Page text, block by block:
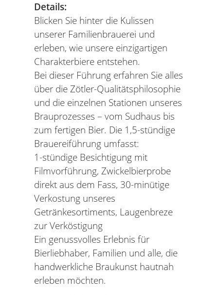
Details:
Blicken Sie hinter die Kulissen
unserer Familienbrauerei und
erleben, wie unsere einzigartigen
Charakterbiere entstehen.
Bei dieser Führung erfahren Sie alles
über die Zötler-Qualitätsphilosophie
und die einzelnen Stationen unseres
Brauprozesses – vom Sudhaus bis
zum fertigen Bier. Die 1,5-stündige
Brauereiführung umfasst:
1-stündige Besichtigung mit
Filmvorführung, Zwickelbierprobe
direkt aus dem Fass, 30-minütige
Verkostung unseres
Getränkesortiments, Laugenbreze
zur Verköstigung
Ein genussvolles Erlebnis für
Bierliebhaber, Familien und alle, die
handwerkliche Braukunst hautnah
erleben möchten.